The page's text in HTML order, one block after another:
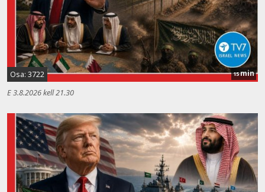
Osa: 3722 15min
E 3.8.2026 kell 21.30